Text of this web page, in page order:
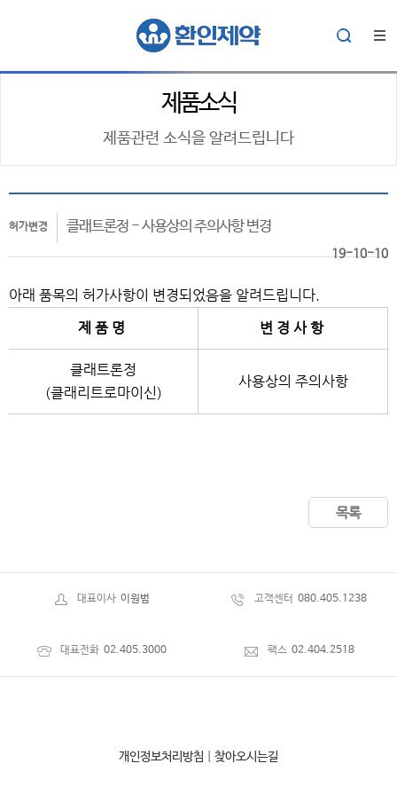
제품소식
제품관련 소식을 알려드립니다
허가변경 클래트론정 - 사용상의 주의사항 변경
19-10-10
아래 품목의 허가사항이 변경되었음을 알려드립니다.
제 품 명
변 경 사 항
클래트론정
(클래리트로마이신)
사용상의 주의사항
목록
대표이사 이원범 고객센터 080.405.1238
대표전화 02.405.3000 팩스 02.404.2518
개인정보처리방침 찾아오시는길